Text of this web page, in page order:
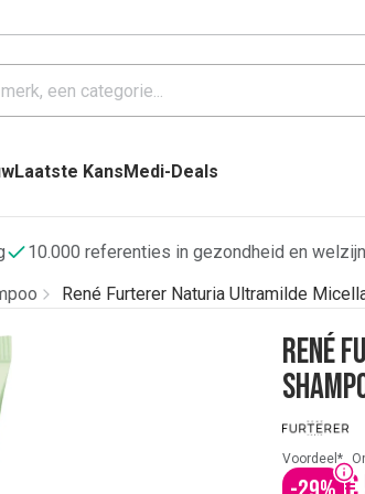
Laatste KansMedi-Deals
10.000 referenties in gezondheid en welzijn
René Furterer Naturia Ultramilde
René
Voordeel*